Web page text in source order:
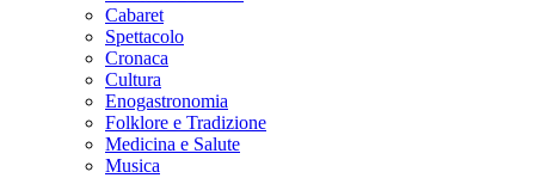
Cabaret
Spettacolo
Cronaca
Cultura
Enogastronomia
Folklore e Tradizione
Medicina e Salute
Musica